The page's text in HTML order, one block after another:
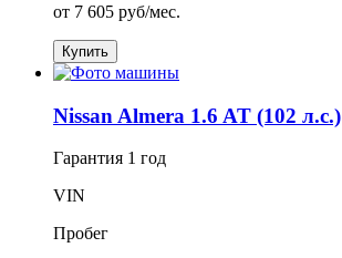
от 7 605 руб/мес.
Купить
Nissan Almera 1.6 AT (102 л.с.)
Гарантия 1 год
VIN
Пробег